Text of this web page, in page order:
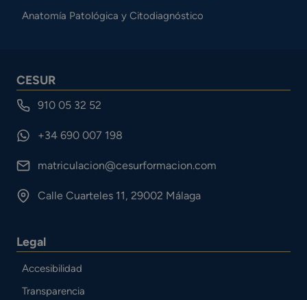
Anatomía Patológica y Citodiagnóstico
CESUR
910 05 32 52
+34 690 007 198
matriculacion@cesurformacion.com
Calle Cuarteles 11, 29002 Málaga
Legal
Accesibilidad
Transparencia